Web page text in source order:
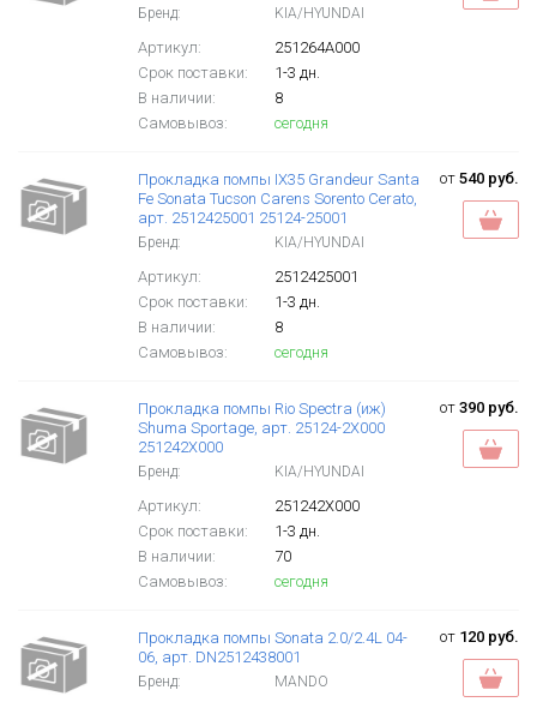
Бренд: KIA/HYUNDAI
Артикул:
251264A000
Срок поставки:
1-3 дн.
В наличии:
8
Самовывоз:
сегодня
Прокладка помпы IX35 Grandeur Santa
Fe Sonata Tucson Carens Sorento Cerato,
арт. 2512425001 25124-25001
Бренд: KIA/HYUNDAI
Артикул:
2512425001
Срок поставки:
1-3 дн.
В наличии:
8
Самовывоз:
сегодня
от 540 руб.
Прокладка помпы Rio Spectra (иж)
Shuma Sportage, арт. 25124-2X000
251242X000
Бренд: KIA/HYUNDAI
Артикул:
251242X000
Срок поставки:
1-3 дн.
В наличии:
70
Самовывоз:
сегодня
от 390 руб.
Прокладка помпы Sonata 2.0/2.4L 04-
06, арт. DN2512438001
Бренд: MANDO
от 120 руб.